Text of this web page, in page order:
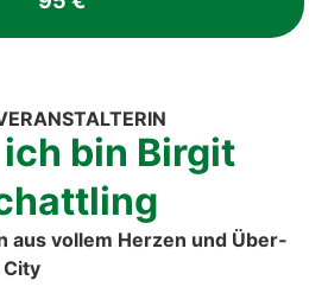
bin Bir­git
aus vol­lem Her­zen und Über­
City